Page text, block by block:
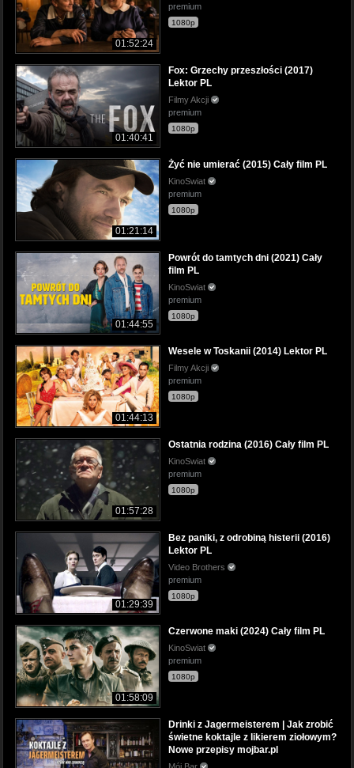
01:52:24
premium
1080p
01:40:41
Fox: Grzechy przeszłości (2017)
Lektor PL
Filmy Akcji
premium
1080p
01:21:14
Żyć nie umierać (2015) Cały film PL
KinoSwiat
premium
1080p
01:44:55
Powrót do tamtych dni (2021) Cały
film PL
KinoSwiat
premium
1080p
01:44:13
Wesele w Toskanii (2014) Lektor PL
Filmy Akcji
premium
1080p
01:57:28
Ostatnia rodzina (2016) Cały film PL
KinoSwiat
premium
1080p
01:29:39
Bez paniki, z odrobiną histerii (2016)
Lektor PL
Video Brothers
premium
1080p
01:58:09
Czerwone maki (2024) Cały film PL
KinoSwiat
premium
1080p
Drinki z Jagermeisterem | Jak zrobić
świetne koktajle z likierem ziołowym?
Nowe przepisy mojbar.pl